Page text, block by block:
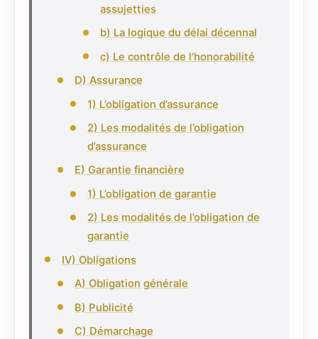
assujetties
b) La logique du délai décennal
c) Le contrôle de l’honorabilité
D) Assurance
1) L’obligation d’assurance
2) Les modalités de l’obligation
d’assurance
E) Garantie financière
1) L’obligation de garantie
2) Les modalités de l’obligation de
garantie
IV) Obligations
A) Obligation générale
B) Publicité
C) Démarchage